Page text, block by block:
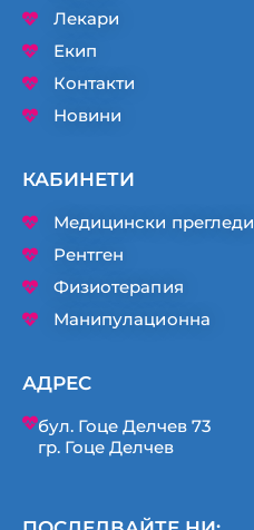
Лекари
Екип
Контакти
Новини
КАБИНЕТИ
Медицински прегледи
Рентген
Физиотерапия
Манипулационна
АДРЕС
бул. Гоце Делчев 73
гр. Гоце Делчев